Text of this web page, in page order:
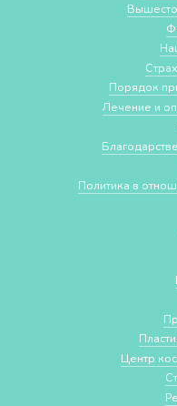
Порядок
Лечение и
Политика в
Центр